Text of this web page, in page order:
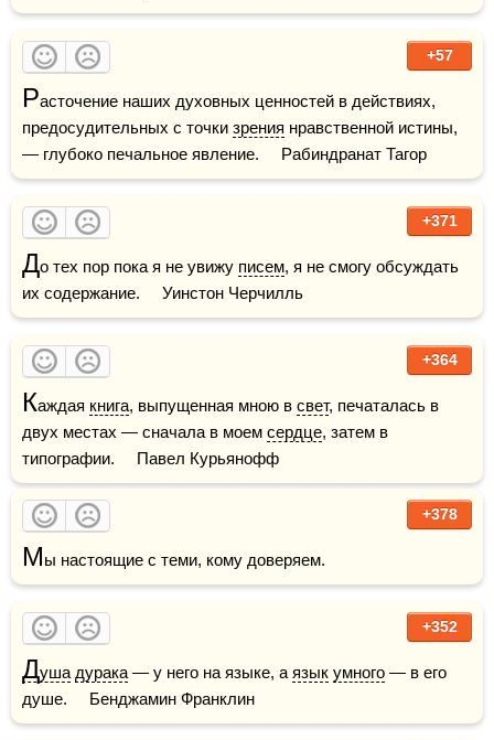
+57
Расточение наших духовных ценностей в действиях,
предосудительных с точки зрения нравственной истины,
— глубоко печальное явление.     Рабиндранат Тагор
+371
До тех пор пока я не увижу писем, я не смогу обсуждать
их содержание.     Уинстон Черчилль
+364
Каждая книга, выпущенная мною в свет, печаталась в
двух местах — сначала в моем сердце, затем в
типографии.     Павел Курьянофф
+378
Мы настоящие с теми, кому доверяем.
+352
Душа дурака — у него на языке, а язык умного — в его
душе.     Бенджамин Франклин